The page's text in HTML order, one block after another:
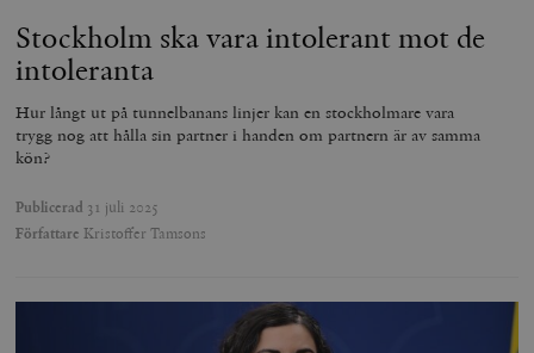
Stockholm ska vara intolerant mot de
intoleranta
Hur långt ut på tunnelbanans linjer kan en stockholmare vara
trygg nog att hålla sin partner i handen om partnern är av samma
kön?
Publicerad 31 juli 2025
Författare Kristoffer Tamsons